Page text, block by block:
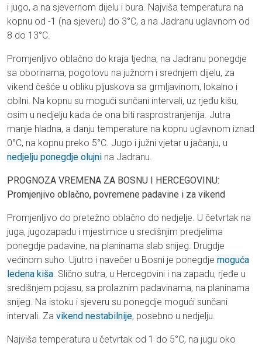
i jugo, a na sjevernom dijelu i bura. Najviša temperatura na
kopnu od -1 (na sjeveru) do 3°C, a na Jadranu uglavnom od
8 do 13°C.
Promjenljivo oblačno do kraja tjedna, na Jadranu ponegdje
sa oborinama, pogotovu na južnom i srednjem dijelu, za
vikend češće u obliku pljuskova sa grmljavinom, lokalno i
obilni. Na kopnu su mogući sunčani intervali, uz rjeđu kišu,
osim u nedjelju kada će ona biti rasprostranjenija. Jutra
manje hladna, a danju temperature na kopnu uglavnom iznad
0°C, na kopnu preko 5°C. Jugo i južni vjetar u jačanju, u
nedjelju ponegdje olujni na Jadranu.
PROGNOZA VREMENA ZA BOSNU I HERCEGOVINU:
Promjenjivo oblačno, povremene padavine i za vikend
Promjenljivo do pretežno oblačno do nedjelje. U četvrtak na
juga, jugozapadu i mjestimice u središnjim predjelima
ponegdje padavine, na planinama slab snijeg. Drugdje
većinom suho. Ujutro i navečer u Bosni je ponegdje moguća
ledena kiša. Slično sutra, u Hercegovini i na zapadu, rjeđe u
središnjem pojasu, sa prolaznim padavinama, na planinama
snijeg. Na istoku i sjeveru su ponegdje mogući sunčani
intervali. Za vikend nestabilnije, posebno u nedjelju.
Najviša temperatura u četvrtak od 1 do 5°C, na jugu oko